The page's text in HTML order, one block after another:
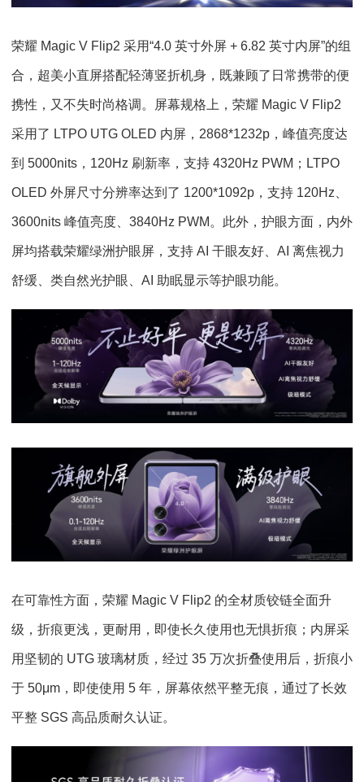
荣耀 Magic V Flip2 采用“4.0 英寸外屏 + 6.82 英寸内屏”的组
合，超美小直屏搭配轻薄竖折机身，既兼顾了日常携带的便
携性，又不失时尚格调。屏幕规格上，荣耀 Magic V Flip2
采用了 LTPO UTG OLED 内屏，2868*1232p，峰值亮度达
到 5000nits，120Hz 刷新率，支持 4320Hz PWM；LTPO
OLED 外屏尺寸分辨率达到了 1200*1092p，支持 120Hz、
3600nits 峰值亮度、3840Hz PWM。此外，护眼方面，内外
屏均搭载荣耀绿洲护眼屏，支持 AI 干眼友好、AI 离焦视力
舒缓、类自然光护眼、AI 助眠显示等护眼功能。
在可靠性方面，荣耀 Magic V Flip2 的全材质铰链全面升
级，折痕更浅，更耐用，即使长久使用也无惧折痕；内屏采
用坚韧的 UTG 玻璃材质，经过 35 万次折叠使用后，折痕小
于 50μm，即使使用 5 年，屏幕依然平整无痕，通过了长效
平整 SGS 高品质耐久认证。